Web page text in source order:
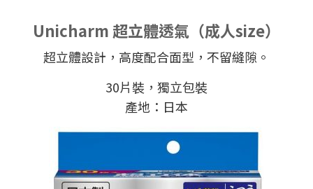
Unicharm 超立體透氣（成人size）
超立體設計，高度配合面型，不留縫隙。
30片裝，獨立包裝
產地：日本